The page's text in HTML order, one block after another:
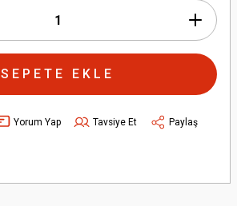
SEPETE EKLE
Yorum Yap Tavsiye Et
Paylaş